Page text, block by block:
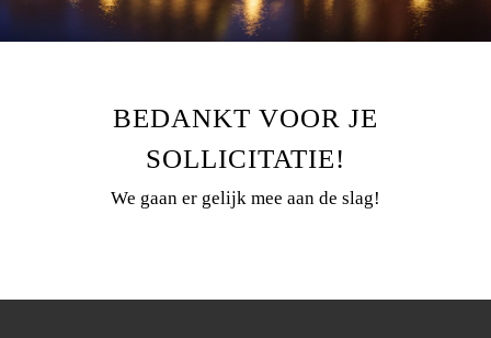
BEDANKT VOOR JE
SOLLICITATIE!
We gaan er gelijk mee aan de slag!